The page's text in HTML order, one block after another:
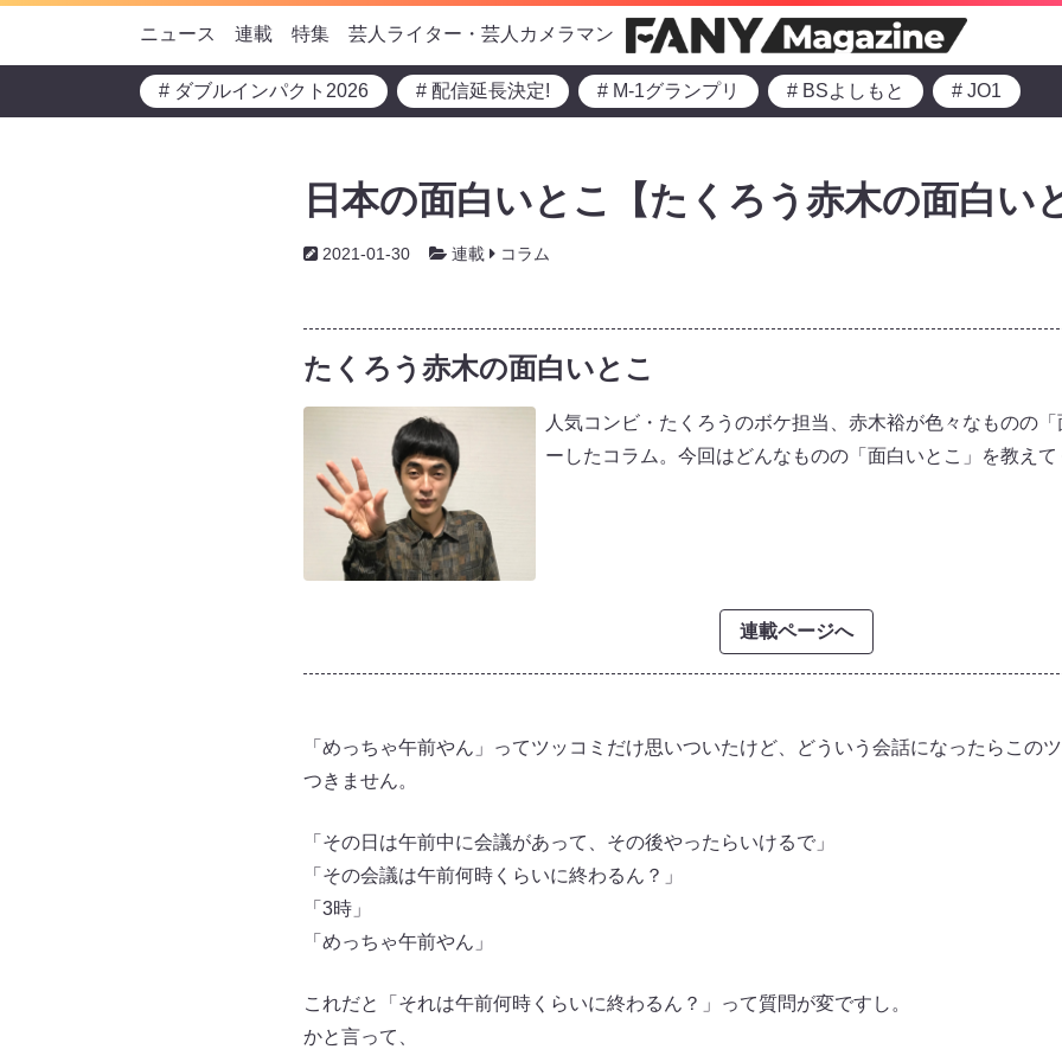
ニュース 連載 特集 芸人ライター・芸人カメラマン
# ダブルインパクト2026 # 配信延長決定! # M-1グランプリ # BSよしもと # JO1
日本の面白いとこ【たくろう赤木の面白い
2021-01-30 連載 コラム
たくろう赤木の面白いとこ
人気コンビ・たくろうのボケ担当、赤木裕が色々なものの
ーしたコラム。今回はどんなものの「面白いとこ」を教え
連載ページへ
「めっちゃ午前やん」ってツッコミだけ思いついたけど、どういう会話になったらこの
つきません。
「その日は午前中に会議があって、その後やったらいけるで」
「その会議は午前何時くらいに終わるん？」
「3時」
「めっちゃ午前やん」
これだと「それは午前何時くらいに終わるん？」って質問が変ですし。
かと言って、